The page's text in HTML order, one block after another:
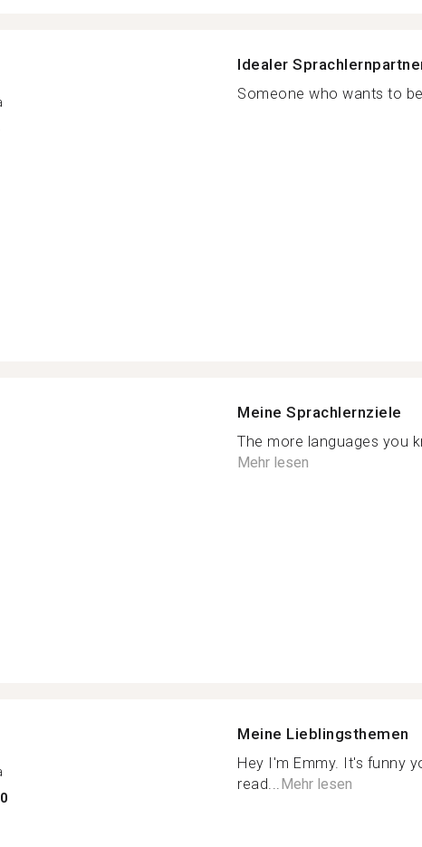
Idealer
Someone who wants to
Meine Sprachlernziele
The more languages you
Mehr lesen
Meine Lieblingsthemen
Hey I'm Emmy. It's funny
read...Mehr lesen